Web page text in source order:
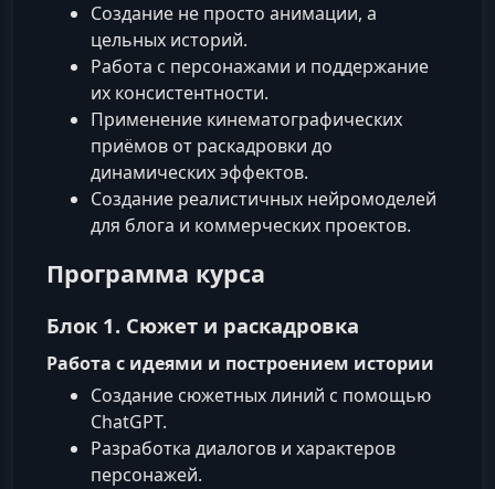
Создание не просто анимации, а
цельных историй.
Работа с персонажами и поддержание
их консистентности.
Применение кинематографических
приёмов от раскадровки до
динамических эффектов.
Создание реалистичных нейромоделей
для блога и коммерческих проектов.
Программа курса
Блок 1. Сюжет и раскадровка
Работа с идеями и построением истории
Создание сюжетных линий с помощью
ChatGPT.
Разработка диалогов и характеров
персонажей.